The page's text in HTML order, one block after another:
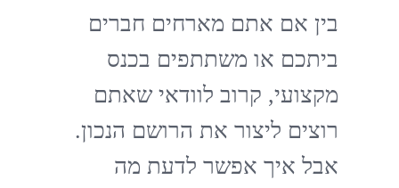
בין אם אתם מארחים חברים
ביתכם או משתתפים בכנס
מקצועי, קרוב לוודאי שאתם
רוצים ליצור את הרושם הנכון.
אבל איך אפשר לדעת מה